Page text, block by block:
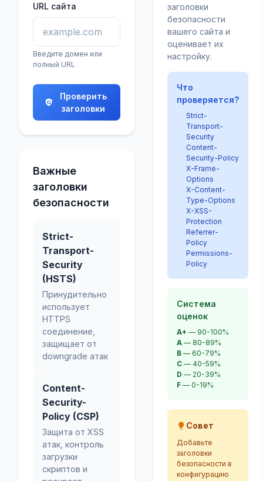
URL сайта
Введите домен или
полный URL
Проверить
заголовки
Важные
заголовки
безопасности
Strict-
Transport-
Security
(HSTS)
Принудительно
использует
HTTPS
соединение,
защищает от
downgrade атак
Content-
Security-
Policy (CSP)
Защита от XSS
атак, контроль
загрузки
скриптов и
заголовки
безопасности
вашего сайта и
оценивает их
настройку.
Что
проверяется?
Strict-
Transport-
Security
Content-
Security-Policy
X-Frame-
Options
X-Content-
Type-Options
X-XSS-
Protection
Referrer-
Policy
Permissions-
Policy
Система
оценок
A+ — 90-100%
A — 80-89%
B — 60-79%
C — 40-59%
D — 20-39%
F — 0-19%
Совет
Добавьте
заголовки
безопасности в
конфигурацию